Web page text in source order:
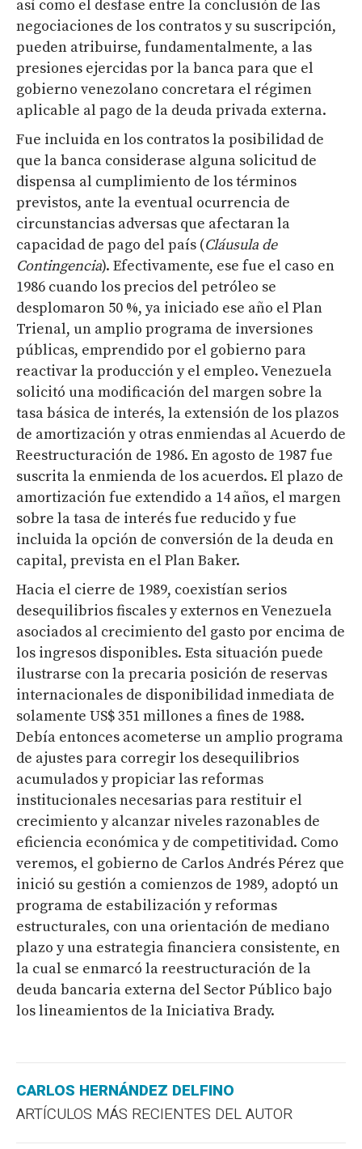
así como el desfase entre la conclusión de las
negociaciones de los contratos y su suscripción,
pueden atribuirse, fundamentalmente, a las
presiones ejercidas por la banca para que el
gobierno venezolano concretara el régimen
aplicable al pago de la deuda privada externa.
Fue incluida en los contratos la posibilidad de
que la banca considerase alguna solicitud de
dispensa al cumplimiento de los términos
previstos, ante la eventual ocurrencia de
circunstancias adversas que afectaran la
capacidad de pago del país (Cláusula de
Contingencia). Efectivamente, ese fue el caso en
1986 cuando los precios del petróleo se
desplomaron 50 %, ya iniciado ese año el Plan
Trienal, un amplio programa de inversiones
públicas, emprendido por el gobierno para
reactivar la producción y el empleo. Venezuela
solicitó una modificación del margen sobre la
tasa básica de interés, la extensión de los plazos
de amortización y otras enmiendas al Acuerdo de
Reestructuración de 1986. En agosto de 1987 fue
suscrita la enmienda de los acuerdos. El plazo de
amortización fue extendido a 14 años, el margen
sobre la tasa de interés fue reducido y fue
incluida la opción de conversión de la deuda en
capital, prevista en el Plan Baker.
Hacia el cierre de 1989, coexistían serios
desequilibrios fiscales y externos en Venezuela
asociados al crecimiento del gasto por encima de
los ingresos disponibles. Esta situación puede
ilustrarse con la precaria posición de reservas
internacionales de disponibilidad inmediata de
solamente US$ 351 millones a fines de 1988.
Debía entonces acometerse un amplio programa
de ajustes para corregir los desequilibrios
acumulados y propiciar las reformas
institucionales necesarias para restituir el
crecimiento y alcanzar niveles razonables de
eficiencia económica y de competitividad. Como
veremos, el gobierno de Carlos Andrés Pérez que
inició su gestión a comienzos de 1989, adoptó un
programa de estabilización y reformas
estructurales, con una orientación de mediano
plazo y una estrategia financiera consistente, en
la cual se enmarcó la reestructuración de la
deuda bancaria externa del Sector Público bajo
los lineamientos de la Iniciativa Brady.
CARLOS HERNÁNDEZ DELFINO
ARTÍCULOS MÁS RECIENTES DEL AUTOR